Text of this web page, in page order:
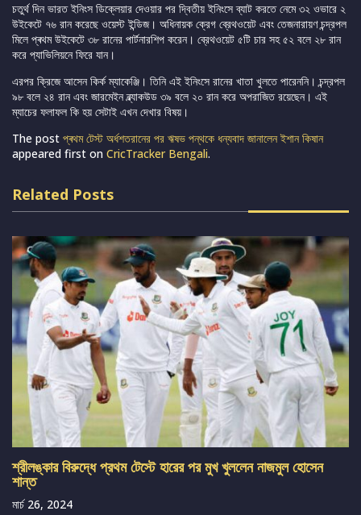
চতুর্থ দিন ভারত ইনিংস ডিক্লেয়ার দেওয়ার পর দ্বিতীয় ইনিংসে ব্যাট করতে নেমে ৩২ ওভারে ২
উইকেটে ৭৬ রান করেছে ওয়েস্ট ইন্ডিজ। অধিনায়ক ক্রেগ ব্রেথওয়েট এবং তেজনারায়ণ চন্দ্রপল
মিলে প্ৰথম উইকেটে ৩৮ রানের পার্টনারশিপ করেন। ব্রেথওয়েট ৫টি চার সহ ৫২ বলে ২৮ রান
করে প্যাভিলিয়নে ফিরে যান।
এরপর ক্রিজে আসেন কির্ক ম্যাকেঞ্জি। তিনি এই ইনিংসে রানের খাতা খুলতে পারেননি। চন্দ্রপল
৯৮ বলে ২৪ রান এবং জারমেইন ব্ল্যাকউড ৩৯ বলে ২০ রান করে অপরাজিত রয়েছেন। এই
ম্যাচের ফলাফল কি হয় সেটাই এখন দেখার বিষয়।
The post প্ৰথম টেস্ট অর্ধশতরানের পর ঋষভ পন্থকে ধন্যবাদ জানালেন ইশান কিষান
appeared first on CricTracker Bengali.
Related Posts
শ্রীলঙ্কার বিরুদ্ধে প্রথম টেস্টে হারের পর মুখ খুললেন নাজমুল হোসেন
শান্ত
মার্চ 26, 2024